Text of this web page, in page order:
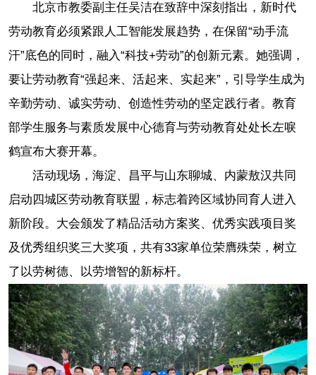
北京市教委副主任吴洁在致辞中深刻指出，新时代
劳动教育必须紧跟人工智能发展趋势，在保留“动手流
汗”底色的同时，融入“科技+劳动”的创新元素。她强调，
要让劳动教育“强起来、活起来、实起来”，引导学生成为
辛勤劳动、诚实劳动、创造性劳动的坚定践行者。教育
部学生服务与素质发展中心德育与劳动教育处处长左唳
鹤宣布大赛开幕。
活动现场，海淀、昌平与山东聊城、内蒙敖汉共同
启动四城区劳动教育联盟，标志着跨区域协同育人进入
新阶段。大会颁发了精品活动方案奖、优秀实践项目奖
及优秀组织奖三大奖项，共有33家单位荣膺殊荣，树立
了以劳树德、以劳增智的新标杆。